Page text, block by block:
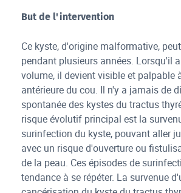
But de l'intervention
Ce kyste, d'origine malformative,
pendant plusieurs années. Lorsqu'il
volume, il devient visible et palpable
antérieure du cou. Il n'y a jamais de
spontanée des kystes du tractus
risque évolutif principal est la
surinfection du kyste, pouvant aller
avec un risque d'ouverture ou
de la peau. Ces épisodes de
tendance à se répéter. La survenue